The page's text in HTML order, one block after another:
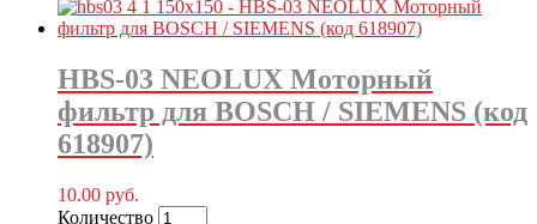
HBS-03 NEOLUX Моторный
фильтр для BOSCH / SIEMENS (код
618907)
10.00 руб.
Количество